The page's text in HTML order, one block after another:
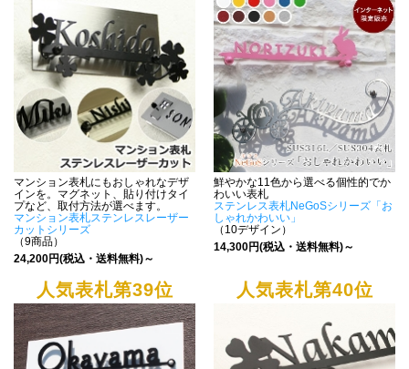
マンション表札にもおしゃれなデザ
インを。マグネット、貼り付けタイ
プなど、取付方法が選べます。
マンション表札ステンレスレーザー
カットシリーズ
（9商品）
24,200円(税込・送料無料)～
鮮やかな11色から選べる個性的でか
わいい表札
ステンレス表札NeGoSシリーズ「お
しゃれかわいい」
（10デザイン）
14,300円(税込・送料無料)～
人気表札第39位 人気表札第40位